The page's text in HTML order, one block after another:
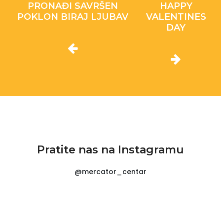
PRONAĐI SAVRŠEN
POKLON BIRAJ LJUBAV
HAPPY
VALENTINES
DAY
Pratite nas na Instagramu
@mercator_centar